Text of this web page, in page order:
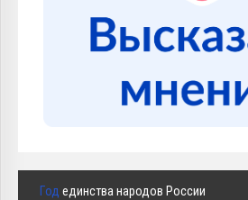
Год единства народов России